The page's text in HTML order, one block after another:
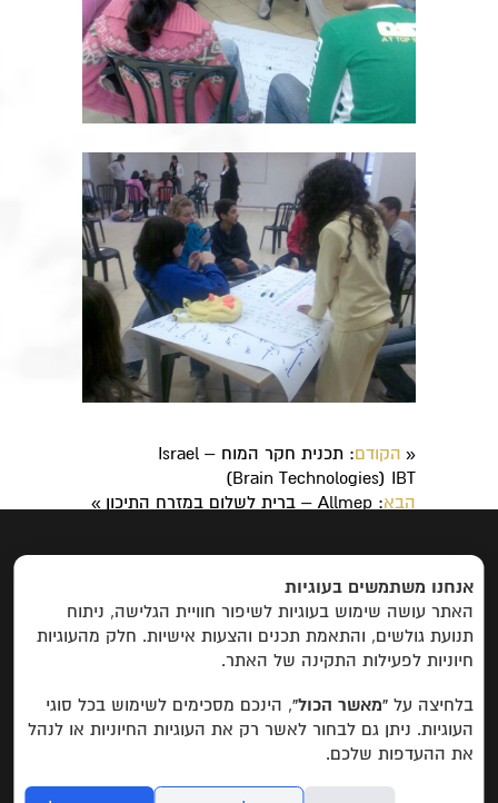
« הקודם
: תכנית חקר המוח – Israel
Brain Technologies) IBT)
הבא: Allmep – ברית לשלום במזרח התיכון »
פרויקטים לפי קטגוריות:
פיתוח כלכלי חינוך, מחקר ופיתוח משאבים
שהסתיימו
2015 © קרן אבן הזית
אנחנו משתמשים בעוגיות
האתר עושה שימוש בעוגיות לשיפור חוויית הגלישה, ניתוח
תנועת גולשים, והתאמת תכנים והצעות אישיות. חלק מהעוגיות
חיוניות לפעילות התקינה של האתר.
בלחיצה על“מאשר הכול”, הינכם מסכימים לשימוש בכל סוגי
העוגיות. ניתן גם לבחור לאשר רק את העוגיות החיוניות או לנהל
את ההעדפות שלכם.